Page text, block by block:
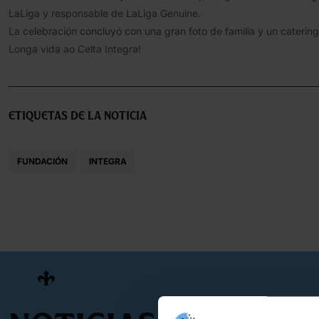
LaLiga y responsable de LaLiga Genuine.
La celebración concluyó con una gran foto de familia y un
Longa vida ao Celta Integra!
Etiquetas de la noticia
FUNDACIÓN INTEGRA